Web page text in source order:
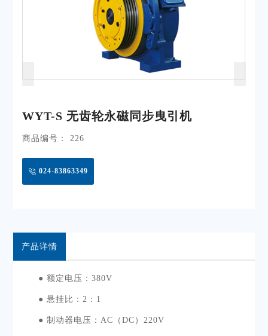
WYT-S 无齿轮永磁同步曳引机
商品编号： 226
024-83863349
产品详情
● 额定电压：380V
● 悬挂比：2 ： 1
● 制动器电压：AC （DC ）220V